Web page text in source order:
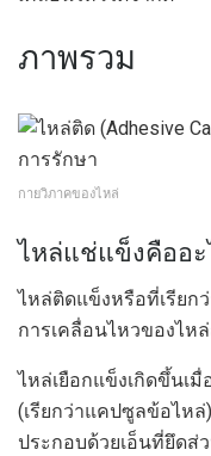
ภาพรวม
กายวิภาคของไหล่
ไหล่แช่แข็งคืออะ
ไหล่ติดแข็งหรือที่เรียก
การเคลื่อนไหวของไห
ไหล่เยือกแข็งเกิดขึ้นเ
(เรียกว่าแคปซูลข้อไห
ประกอบด้วยเอ็นที่ยึดส่